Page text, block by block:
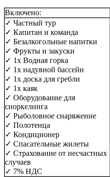
Включено:
✓ Частный тур
✓ Капитан и команда
✓ Безалкогольные напитки
✓ Фрукты и закуски
✓ 1x Водная горка
✓ 1x надувной бассейн
✓ 1x доска для гребли
✓ 1x каяк
✓ Оборудование для
сноркелинга
✓ Рыболовное снаряжение
✓ Полотенца
✓ Кондиционер
✓ Спасательные жилеты
✓ Страхование от несчастных
случаев
✓ 7% НДС